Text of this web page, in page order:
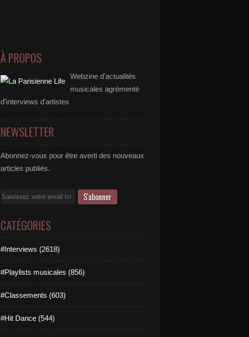
À PROPOS
Webzine d'actualités
musicales agrémenté
d'interviews d'artistes
NEWSLETTER
Abonnez-vous pour être averti des nouveaux
articles publiés.
Email
CATÉGORIES
#Interviews (2618)
#Playlists musicales (856)
#Classements (603)
#Hit Dance (544)